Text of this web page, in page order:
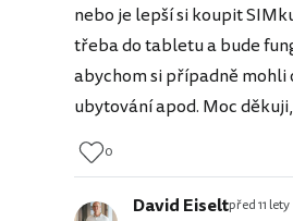
nebo je lepší si koupit
třeba do tabletu a bude
abychom si případně
ubytování apod. Moc děkuji,
0
David Eiseltpřed 11 lety